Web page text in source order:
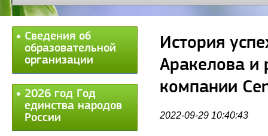
Сведения об
образовательной
организации
2026 год Год
единства народов
России
История
Аракелова и
компании
2022-09-29 10:40:43